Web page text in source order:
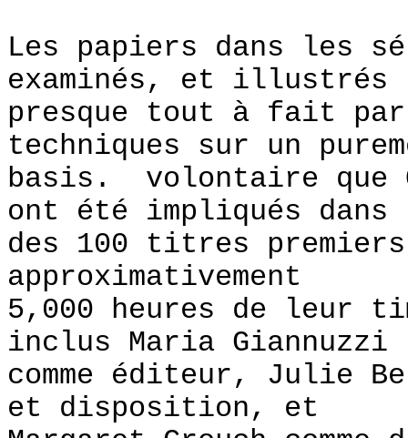
Les papiers dans les
examinés, et illustrés
presque tout à fait par
techniques sur un
basis. volontaire que
ont été impliqués
des 100 titres
approximativement
5,000 heures de leur
inclus Maria Giannuzzi
comme éditeur, Julie
et disposition, et